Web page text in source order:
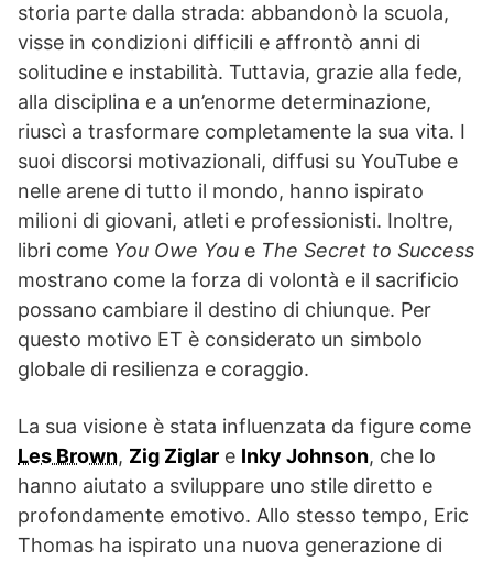
storia parte dalla strada: abbandonò la scuola,
visse in condizioni difficili e affrontò anni di
solitudine e instabilità. Tuttavia, grazie alla fede,
alla disciplina e a un’enorme determinazione,
riuscì a trasformare completamente la sua vita. I
suoi discorsi motivazionali, diffusi su YouTube e
nelle arene di tutto il mondo, hanno ispirato
milioni di giovani, atleti e professionisti. Inoltre,
libri come You Owe You e The Secret to Success
mostrano come la forza di volontà e il sacrificio
possano cambiare il destino di chiunque. Per
questo motivo ET è considerato un simbolo
globale di resilienza e coraggio.
La sua visione è stata influenzata da figure come
Les Brown, Zig Ziglar e Inky Johnson, che lo
hanno aiutato a sviluppare uno stile diretto e
profondamente emotivo. Allo stesso tempo, Eric
Thomas ha ispirato una nuova generazione di